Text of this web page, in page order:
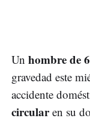
Un hombre de
gravedad este
accidente
circularen su